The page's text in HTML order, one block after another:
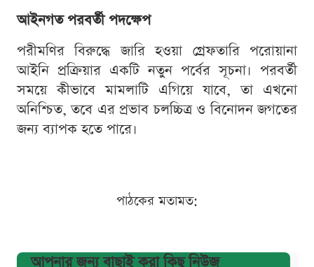
আইনগত পরবর্তী পদক্ষেপ
পরীমণির বিরুদ্ধে জারি হওয়া গ্রেফতারি পরোয়ানা
আইনি প্রক্রিয়ার একটি নতুন পর্বের সূচনা। পরবর্তী
সময়ে কীভাবে মামলাটি এগিয়ে যাবে, তা এখনো
অনিশ্চিত, তবে এর প্রভাব চলচ্চিত্র ও বিনোদন জগতের
জন্য ব্যাপক হতে পারে।
পাঠকের মতামত:
আপনার জন্য বাছাই করা কিছু নিউজ